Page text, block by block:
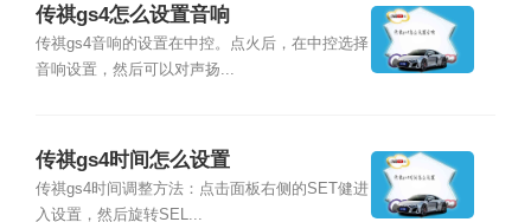
传祺gs4怎么设置音响
传祺gs4音响的设置在中控。点火后，在中控选择
音响设置，然后可以对声扬...
传祺gs4时间怎么设置
传祺gs4时间调整方法：点击面板右侧的SET健进
入设置，然后旋转SEL...